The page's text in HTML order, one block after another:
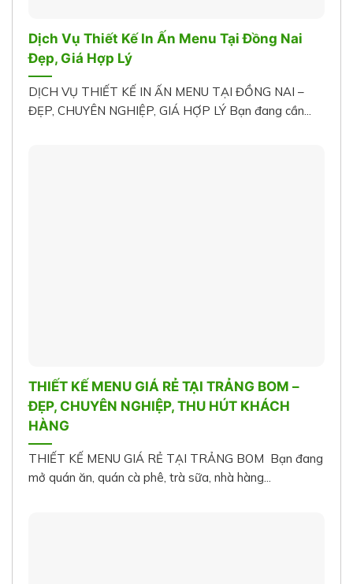
Dịch Vụ Thiết Kế In Ấn Menu Tại Đồng Nai
Đẹp, Giá Hợp Lý
DỊCH VỤ THIẾT KẾ IN ẤN MENU TẠI ĐỒNG NAI –
ĐẸP, CHUYÊN NGHIỆP, GIÁ HỢP LÝ Bạn đang cần...
THIẾT KẾ MENU GIÁ RẺ TẠI TRẢNG BOM –
ĐẸP, CHUYÊN NGHIỆP, THU HÚT KHÁCH
HÀNG
THIẾT KẾ MENU GIÁ RẺ TẠI TRẢNG BOM Bạn đang
mở quán ăn, quán cà phê, trà sữa, nhà hàng...